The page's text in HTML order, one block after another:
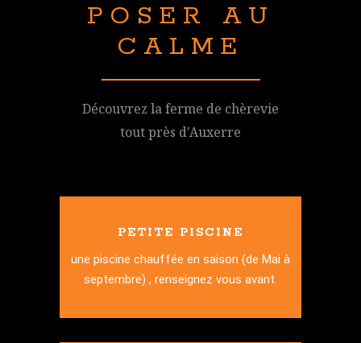
POSER AU
CALME
Découvrez la ferme de chèrevie
tout près d'Auxerre
PETITE PISCINE
une piscine chauffée en saison (de Mai à
septembre) , renseignez vous avant.